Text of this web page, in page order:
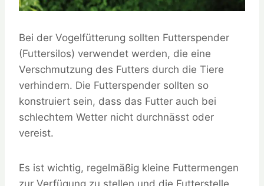
Bei der Vogelfütterung sollten Futterspender
(Futtersilos) verwendet werden, die eine
Verschmutzung des Futters durch die Tiere
verhindern. Die Futterspender sollten so
konstruiert sein, dass das Futter auch bei
schlechtem Wetter nicht durchnässt oder
vereist.
Es ist wichtig, regelmäßig kleine Futtermengen